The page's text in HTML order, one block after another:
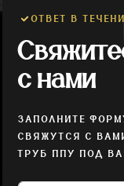
ОТВЕТ В
с нами
ЗАПОЛНИТЕ
СВЯЖУТСЯ С
ТРУБ ППУ ПОД